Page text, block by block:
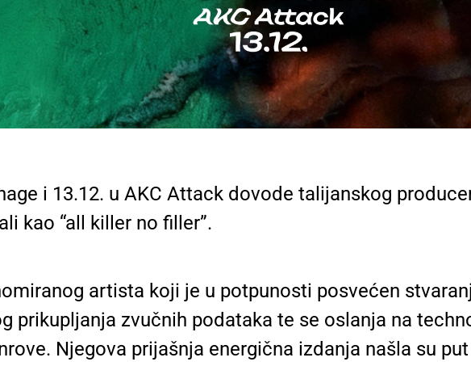
i 13.12. u AKC Attack dovode talijanskog
kao “all killer no filler”.
artista koji je u potpunosti posvećen
prikupljanja zvučnih podataka te se oslanja na
Njegova prijašnja energična izdanja našla su